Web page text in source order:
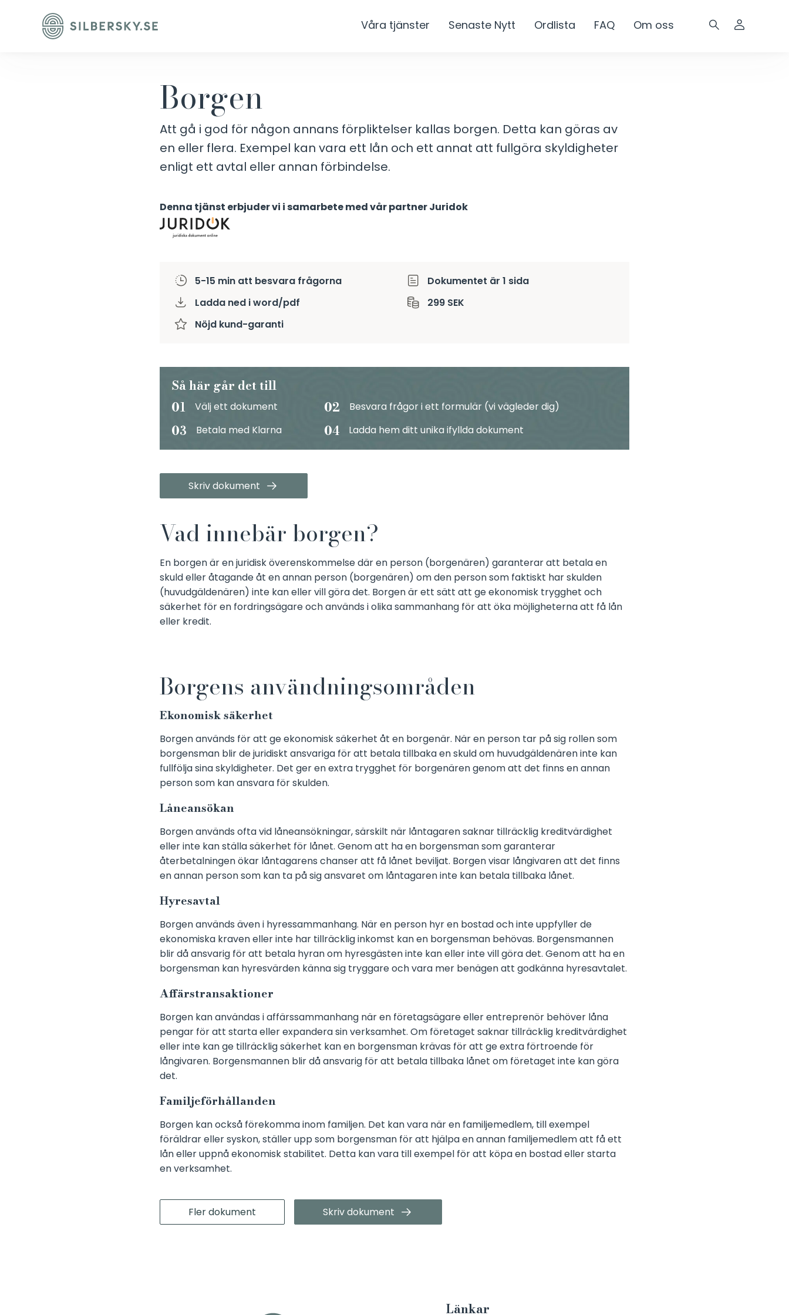
Våra tjänster Senaste Nytt Ordlista FAQ Om oss
Borgen
Att gå i god för någon annans förpliktelser kallas borgen. Detta kan göras av
en eller flera. Exempel kan vara ett lån och ett annat att fullgöra skyldigheter
enligt ett avtal eller annan förbindelse.
Denna tjänst erbjuder vi i samarbete med vår partner Juridok
5-15 min att besvara frågorna
Dokumentet är 1 sida
Ladda ned i word/pdf
299 SEK
Nöjd kund-garanti
Så här går det till
01
Välj ett dokument 02 Besvara frågor i ett formulär (vi vägleder dig)
03 Betala med Klarna 04 Ladda hem ditt unika ifyllda dokument
Skriv dokument
Vad innebär borgen?
En borgen är en juridisk överenskommelse där en person (borgenären) garanterar att betala en
skuld eller åtagande åt en annan person (borgenären) om den person som faktiskt har skulden
(huvudgäldenären) inte kan eller vill göra det. Borgen är ett sätt att ge ekonomisk trygghet och
säkerhet för en fordringsägare och används i olika sammanhang för att öka möjligheterna att få lån
eller kredit.
Borgens användningsområden
Ekonomisk säkerhet
Borgen används för att ge ekonomisk säkerhet åt en borgenär. När en person tar på sig rollen som
borgensman blir de juridiskt ansvariga för att betala tillbaka en skuld om huvudgäldenären inte kan
fullfölja sina skyldigheter. Det ger en extra trygghet för borgenären genom att det finns en annan
person som kan ansvara för skulden.
Låneansökan
Borgen används ofta vid låneansökningar, särskilt när låntagaren saknar tillräcklig kreditvärdighet
eller inte kan ställa säkerhet för lånet. Genom att ha en borgensman som garanterar
återbetalningen ökar låntagarens chanser att få lånet beviljat. Borgen visar långivaren att det finns
en annan person som kan ta på sig ansvaret om låntagaren inte kan betala tillbaka lånet.
Hyresavtal
Borgen används även i hyressammanhang. När en person hyr en bostad och inte uppfyller de
ekonomiska kraven eller inte har tillräcklig inkomst kan en borgensman behövas. Borgensmannen
blir då ansvarig för att betala hyran om hyresgästen inte kan eller inte vill göra det. Genom att ha en
borgensman kan hyresvärden känna sig tryggare och vara mer benägen att godkänna hyresavtalet.
Affärstransaktioner
Borgen kan användas i affärssammanhang när en företagsägare eller entreprenör behöver låna
pengar för att starta eller expandera sin verksamhet. Om företaget saknar tillräcklig kreditvärdighet
eller inte kan ge tillräcklig säkerhet kan en borgensman krävas för att ge extra förtroende för
långivaren. Borgensmannen blir då ansvarig för att betala tillbaka lånet om företaget inte kan göra
det.
Familjeförhållanden
Borgen kan också förekomma inom familjen. Det kan vara när en familjemedlem, till exempel
föräldrar eller syskon, ställer upp som borgensman för att hjälpa en annan familjemedlem att få ett
lån eller uppnå ekonomisk stabilitet. Detta kan vara till exempel för att köpa en bostad eller starta
en verksamhet.
Fler dokument Skriv dokument
Länkar